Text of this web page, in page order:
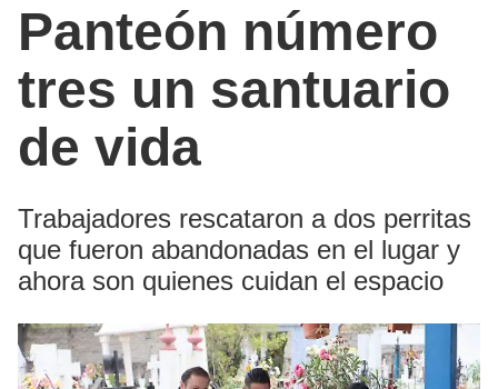
Panteón número
tres un santuario
de vida
Trabajadores rescataron a dos perritas
que fueron abandonadas en el lugar y
ahora son quienes cuidan el espacio